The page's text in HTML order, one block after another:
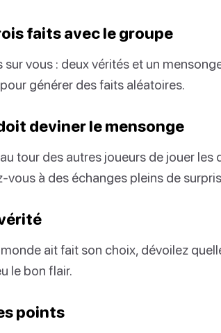
faits avec le groupe
vous : deux vérités et un
générer des faits aléatoires.
deviner le mensonge
tour des autres joueurs de jouer
vous à des échanges pleins de
ait fait son choix, dévoilez
le bon flair.
points